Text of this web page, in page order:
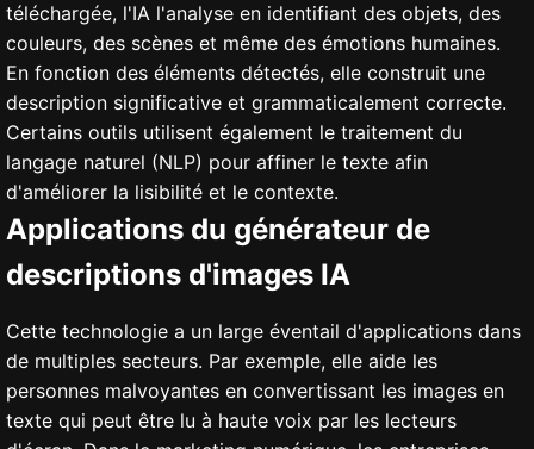
téléchargée, l'IA l'analyse en identifiant des objets, des
couleurs, des scènes et même des émotions humaines.
En fonction des éléments détectés, elle construit une
description significative et grammaticalement correcte.
Certains outils utilisent également le traitement du
langage naturel (NLP) pour affiner le texte afin
d'améliorer la lisibilité et le contexte.
Applications du générateur de
descriptions d'images IA
Cette technologie a un large éventail d'applications dans
de multiples secteurs. Par exemple, elle aide les
personnes malvoyantes en convertissant les images en
texte qui peut être lu à haute voix par les lecteurs